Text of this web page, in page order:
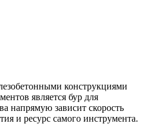
конструкциями
является бур для
напрямую зависит скорость
и ресурс самого инструмента.